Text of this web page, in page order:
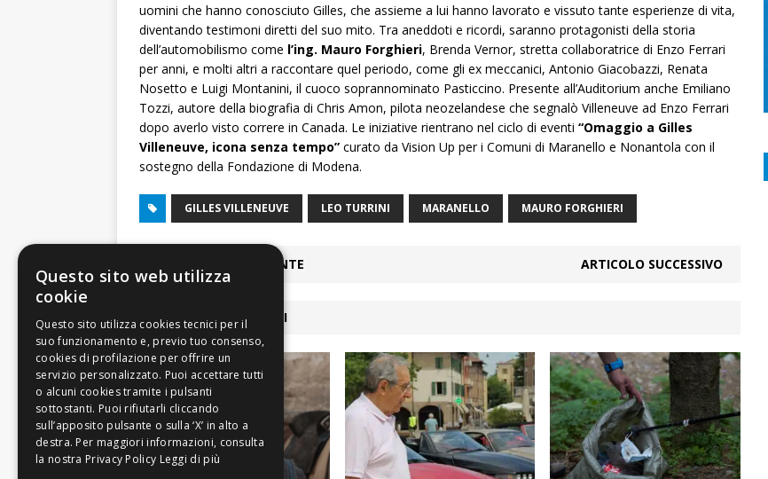
uomini che hanno conosciuto Gilles, che assieme a lui hanno lavorato e vissuto tante esperienze di vita,
diventando testimoni diretti del suo mito. Tra aneddoti e ricordi, saranno protagonisti della storia
dell’automobilismo come l’ing. Mauro Forghieri, Brenda Vernor, stretta collaboratrice di Enzo Ferrari
per anni, e molti altri a raccontare quel periodo, come gli ex meccanici, Antonio Giacobazzi, Renata
Nosetto e Luigi Montanini, il cuoco soprannominato Pasticcino. Presente all’Auditorium anche Emiliano
Tozzi, autore della biografia di Chris Amon, pilota neozelandese che segnalò Villeneuve ad Enzo Ferrari
dopo averlo visto correre in Canada. Le iniziative rientrano nel ciclo di eventi “Omaggio a Gilles
Villeneuve, icona senza tempo” curato da Vision Up per i Comuni di Maranello e Nonantola con il
sostegno della Fondazione di Modena.
GILLES VILLENEUVE LEO TURRINI MARANELLO MAURO FORGHIERI
ARTICOLO PRECEDENTE ARTICOLO SUCCESSIVO
ARTICOLI COLLEGATI
Questo sito web utilizza
cookie
Leggi di più